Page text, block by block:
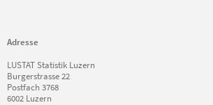
Adresse
LUSTAT Statistik Luzern
Burgerstrasse 22
Postfach 3768
6002 Luzern